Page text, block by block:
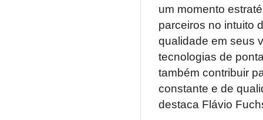
um momento
parceiros no intuito
qualidade em seus
tecnologias de
também contribuir
constante e de
destaca Flávio